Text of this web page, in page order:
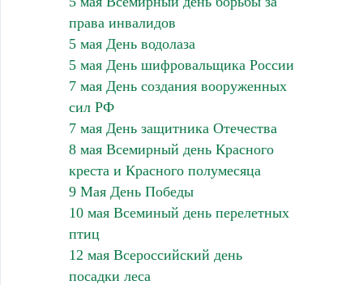
права инвалидов
5 мая День водолаза
5 мая День шифровальщика России
7 мая День создания вооруженных
сил РФ
7 мая День защитника Отечества
8 мая Всемирный день Красного
креста и Красного полумесяца
9 Мая День Победы
10 мая Всеминый день перелетных
птиц
12 мая Всероссийский день
посадки леса